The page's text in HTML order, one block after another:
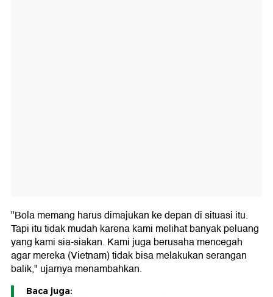
"Bola memang harus dimajukan ke depan di situasi itu.
Tapi itu tidak mudah karena kami melihat banyak peluang
yang kami sia-siakan. Kami juga berusaha mencegah
agar mereka (Vietnam) tidak bisa melakukan serangan
balik," ujarnya menambahkan.
Baca juga: